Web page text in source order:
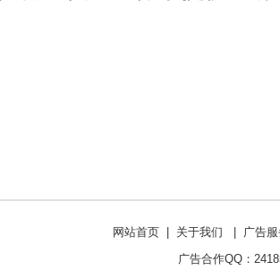
网站首页 关于我们
广告
广告合作QQ：